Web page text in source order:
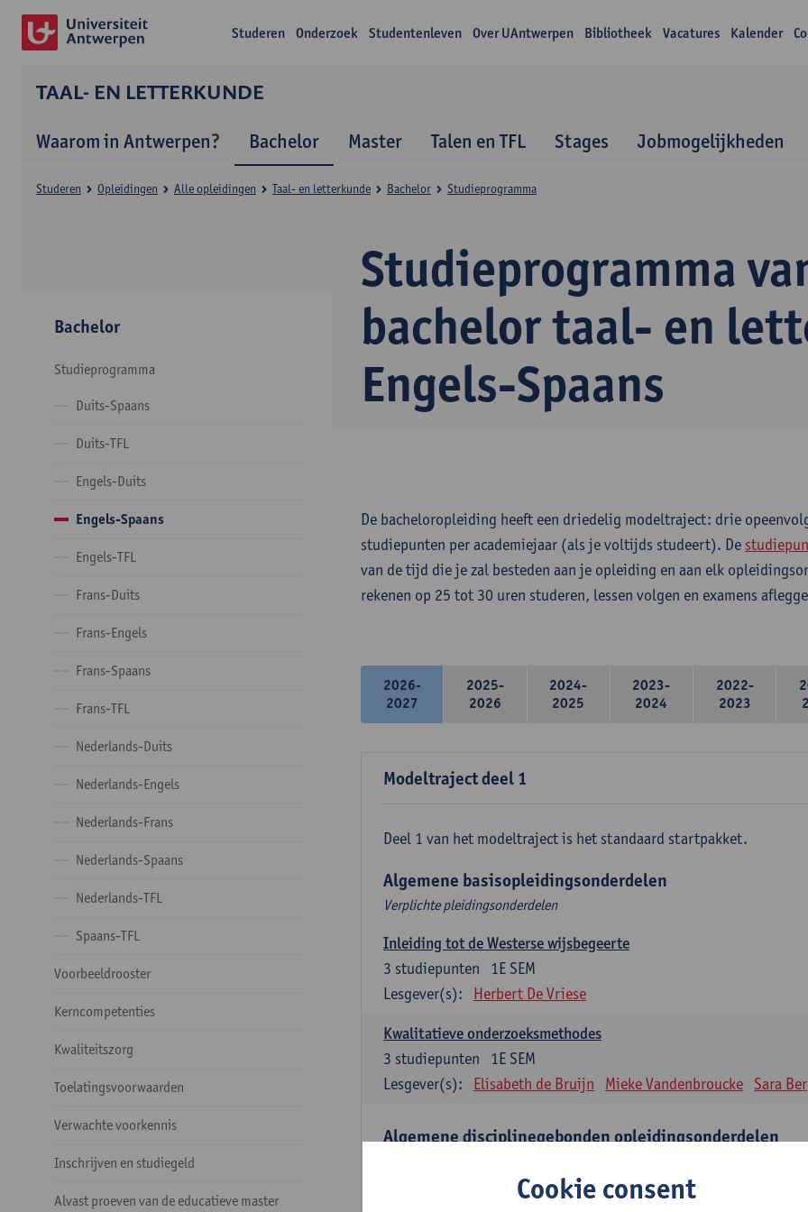
Studeren Onderzoek Studentenleven Over UAntwerpen Bibliotheek Vacatures Kalender
TAAL- EN LETTERKUNDE
Waarom in Antwerpen? Bachelor Master Talen en TFL Stages Jobmogelijkheden
Studieprogramma
bachelor taal- en
Engels-Spaans
Studeren Opleidingen Alle opleidingen Taal- en letterkunde Bachelor Studieprogramma
Bachelor
Studieprogramma
Duits-Spaans
Duits-TFL
Engels-Duits
Engels-Spaans
Engels-TFL
Frans-Duits
Frans-Engels
Frans-Spaans
Frans-TFL
Nederlands-Duits
Nederlands-Engels
Nederlands-Frans
Nederlands-Spaans
Nederlands-TFL
Spaans-TFL
Voorbeeldrooster
Kerncompetenties
Kwaliteitszorg
Toelatingsvoorwaarden
Verwachte voorkennis
Inschrijven en studiegeld
Alvast proeven van de educatieve master
De bacheloropleiding heeft een driedelig modeltraject: drie
studiepunten per academiejaar (als je voltijds studeert). De
van de tijd die je zal besteden aan je opleiding en aan elk
rekenen op 25 tot 30 uren studeren, lessen volgen en examens
2026-
2027
2025-
2026
2024-
2025
2023-
2024
2022-
2023
Modeltraject deel 1
Deel 1 van het modeltraject is het standaard startpakket.
Algemene basisopleidingsonderdelen
Verplichte pleidingsonderdelen
Inleiding tot de Westerse wijsbegeerte
1E SEM
3 studiepunten
Lesgever(s):
Herbert De Vriese
Kwalitatieve onderzoeksmethodes
1E SEM
3 studiepunten
Lesgever(s):
Elisabeth de Bruijn Mieke Vandenbroucke Sara
Algemene disciplinegebonden opleidingsonderdelen
Literatuur en diversiteitCookie consent